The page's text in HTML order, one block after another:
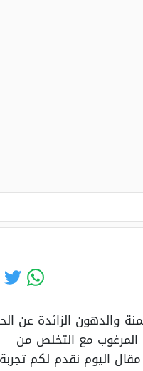
والدهون الزائدة عن
المرغوب مع التخلص من
اليوم نقدم لكم تجربة